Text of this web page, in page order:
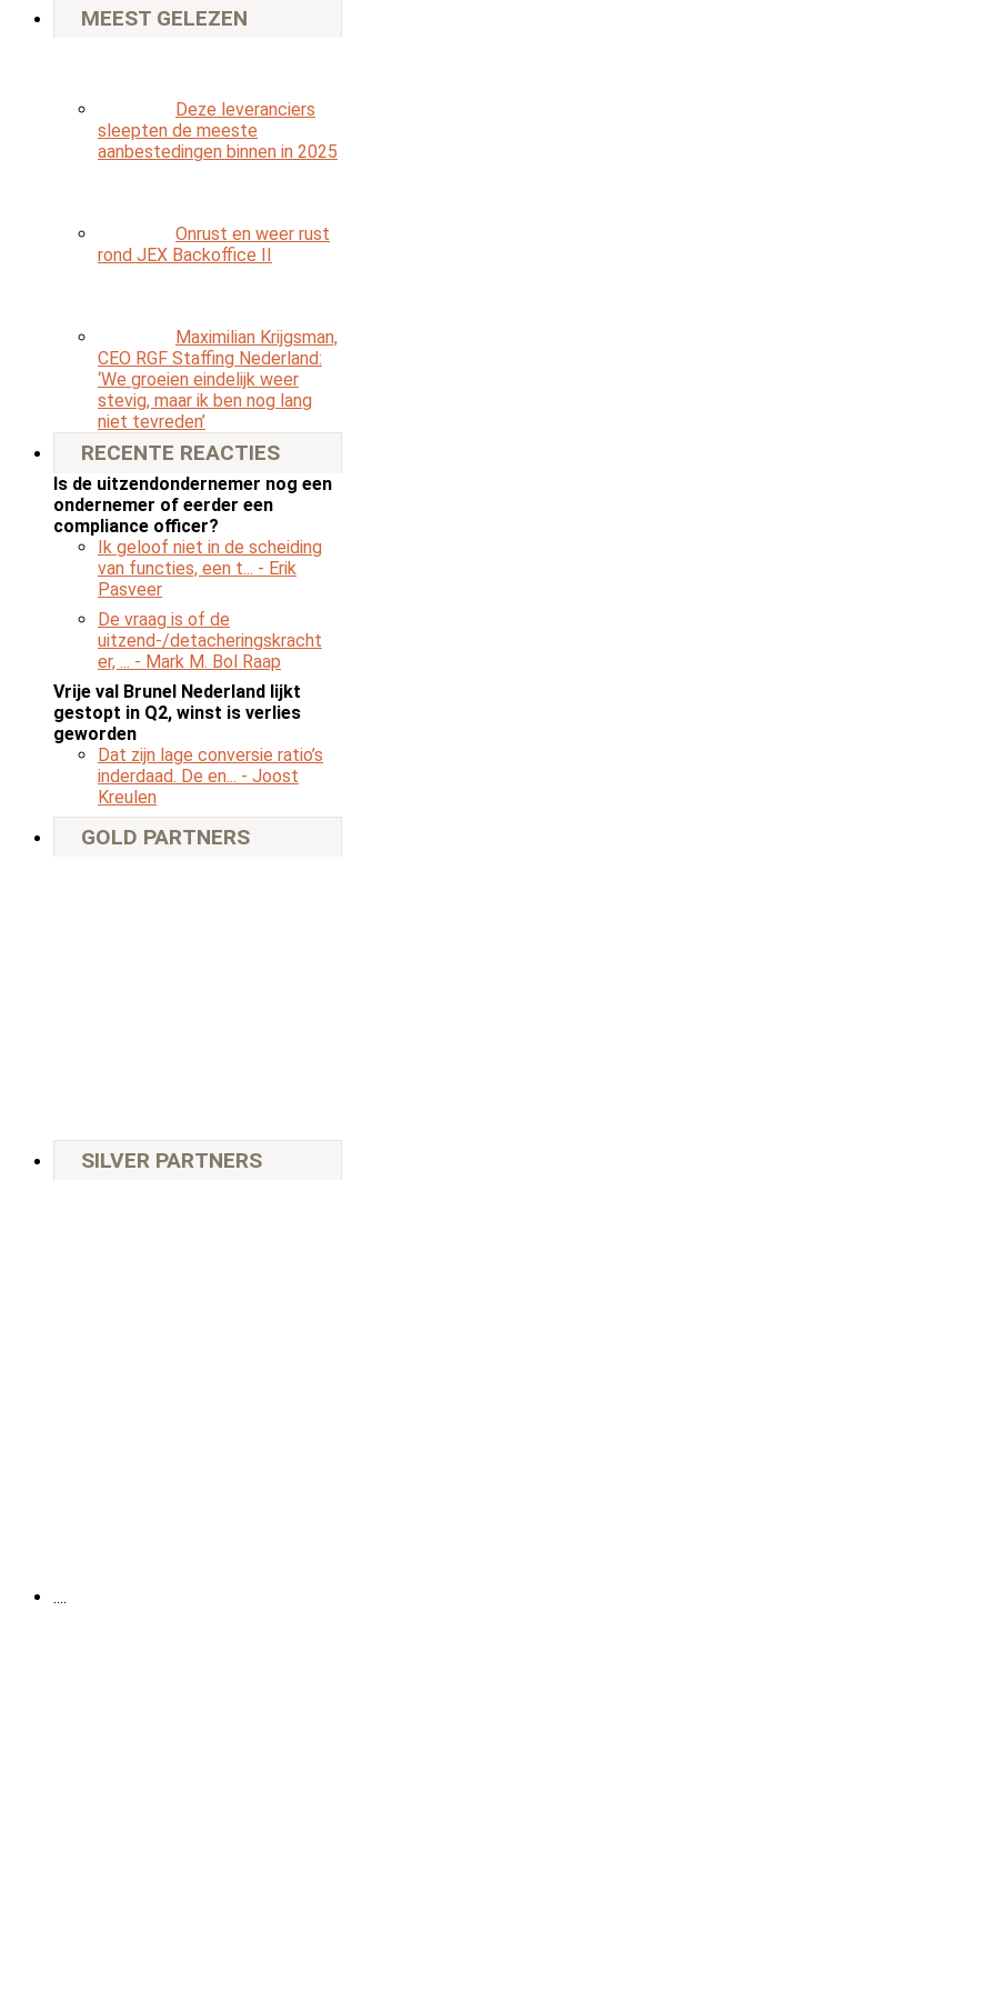
MEEST GELEZEN
Deze leveranciers
sleepten de meeste
aanbestedingen binnen in 2025
Onrust en weer rust
rond JEX Backoffice II
Maximilian Krijgsman,
CEO RGF Staffing Nederland:
‘We groeien eindelijk weer
stevig, maar ik ben nog lang
niet tevreden’
RECENTE REACTIES
Is de uitzendondernemer nog een
ondernemer of eerder een
compliance officer?
Ik geloof niet in de scheiding
van functies, een t... - Erik
Pasveer
De vraag is of de
uitzend-/detacheringskracht
er, ... - Mark M. Bol Raap
Vrije val Brunel Nederland lijkt
gestopt in Q2, winst is verlies
geworden
Dat zijn lage conversie ratio’s
inderdaad. De en... - Joost
Kreulen
GOLD PARTNERS
SILVER PARTNERS
....